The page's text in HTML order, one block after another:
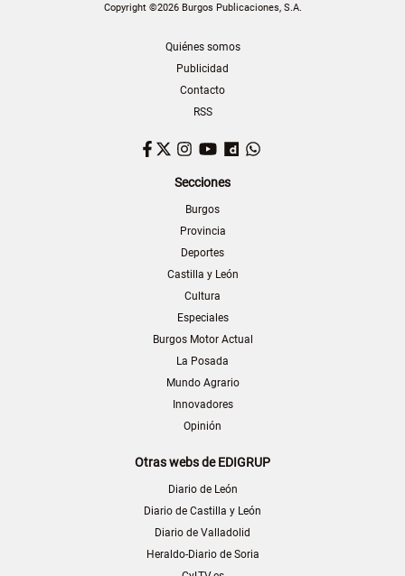
Copyright ©2026 Burgos Publicaciones, S.A.
Quiénes somos
Publicidad
Contacto
RSS
Facebook
TwitterInstagram
YouTubeDailymotion
Secciones
Burgos
Provincia
Deportes
Castilla y León
Cultura
Especiales
Burgos Motor Actual
La Posada
Mundo Agrario
Innovadores
Opinión
Otras webs de EDIGRUP
Diario de León
Diario de Castilla y León
Diario de Valladolid
Heraldo-Diario de Soria